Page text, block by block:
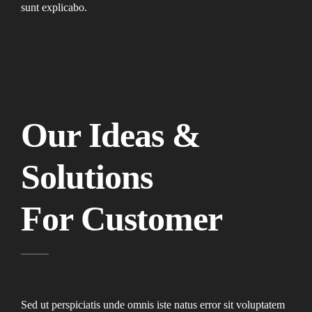
sunt explicabo.
Our Ideas &
Solutions
For Customer
Sed ut perspiciatis unde omnis iste natus error sit voluptatem